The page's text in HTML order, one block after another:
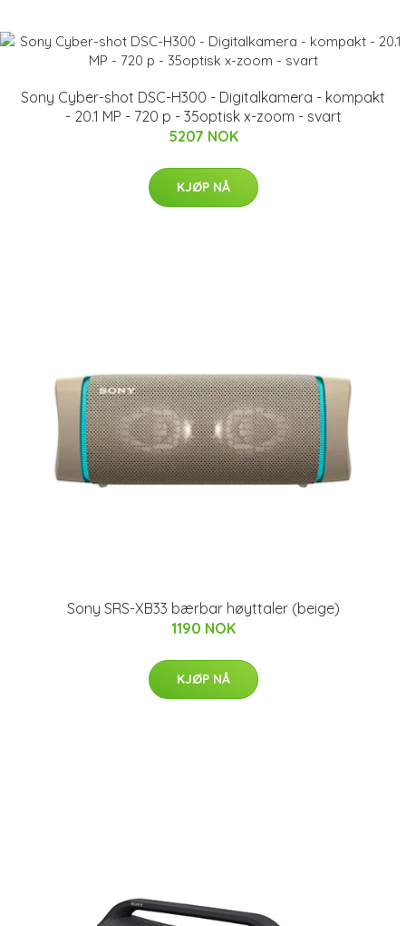
Sony Cyber-shot DSC-H300 - Digitalkamera - kompakt
- 20.1 MP - 720 p - 35optisk x-zoom - svart
5207 NOK
KJØP NÅ
Sony SRS-XB33 bærbar høyttaler (beige)
1190 NOK
KJØP NÅ